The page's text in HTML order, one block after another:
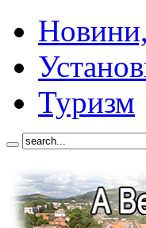
Новини,
Туризм